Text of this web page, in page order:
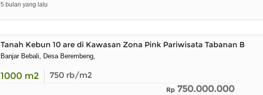
5 bulan yang lalu
Tanah Kebun 10 are di Kawasan Zona Pink Pariwisata Tabanan Bali
Banjar Bebali, Desa Berembeng,
1000 m2 750 rb/m2
Rp 750.000.000